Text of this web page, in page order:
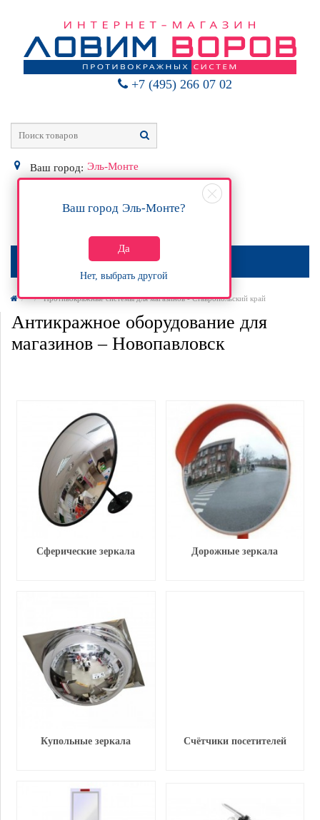
+7 (495) 266 07 02
Ваш город: Эль-Монте
Ваш город Эль-Монте?
Да
Нет, выбрать другой
0Р
МЕНЮ
Противокражные системы для магазинов - Ставропольский край
Антикражное оборудование для
магазинов – Новопавловск
Сферические зеркала Дорожные зеркала
Купольные зеркала Счётчики посетителей